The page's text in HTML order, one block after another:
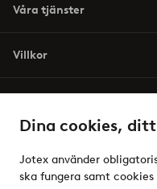
Dina cookies,
Jotex använder
ska fungera samt
Våra tjänster
Villkor